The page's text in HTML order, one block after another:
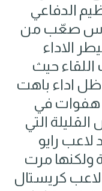
الدفاعي
صعّب من
الاداء
اللقاء حيث
اداء باهت
هفوات في
التي
رايو
ولكنها مرت
لاعب كريستال